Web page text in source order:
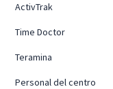
ActivTrak
Time Doctor
Teramina
Personal del centro